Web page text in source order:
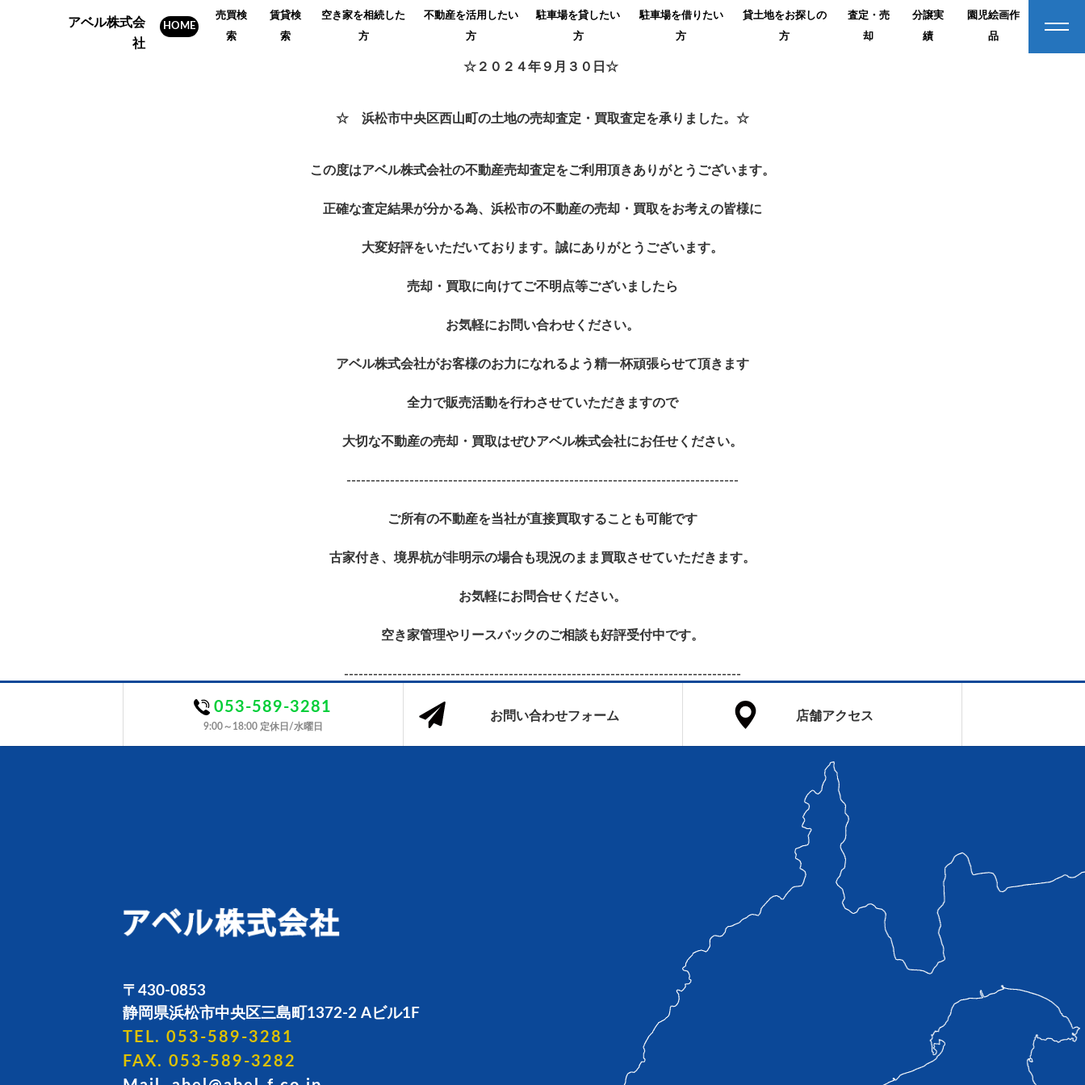
アベル株式会
社
HOME
売買検
索
賃貸検
索
空き家を相続した
方
不動産を活用したい
方
駐車場を貸したい
方
駐車場を借りたい
方
貸土地をお探しの
方
査定・売
却
分譲実
績
園児絵画作
品
☆２０２４年９月３０日☆
☆ 浜松市中央区西山町の土地の売却査定・買取査定を承りました。☆
この度はアベル株式会社の不動産売却査定をご利用頂きありがとうございます。
正確な査定結果が分かる為、浜松市の不動産の売却・買取をお考えの皆様に
大変好評をいただいております。誠にありがとうございます。
売却・買取に向けてご不明点等ございましたら
お気軽にお問い合わせください。
アベル株式会社がお客様のお力になれるよう精一杯頑張らせて頂きます
全力で販売活動を行わさせていただきますので
大切な不動産の売却・買取はぜひアベル株式会社にお任せください。
---------------------------------------------------------------------------------
ご所有の不動産を当社が直接買取することも可能です
古家付き、境界杭が非明示の場合も現況のまま買取させていただきます。
お気軽にお問合せください。
空き家管理やリースバックのご相談も好評受付中です。
----------------------------------------------------------------------------------
053-589-3281
9:00～18:00 定休日/水曜日
お問い合わせフォーム 店舗アクセス
〒430-0853
静岡県浜松市中央区三島町1372-2 Aビル1F
TEL. 053-589-3281
FAX. 053-589-3282